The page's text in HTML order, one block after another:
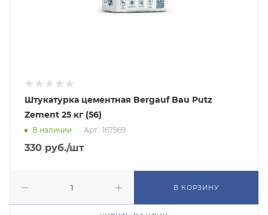
Штукатурка цементная Bergauf Bau Putz
Zement 25 кг (56)
В наличии Арт.: 167969
330 руб./шт
В КОРЗИНУ